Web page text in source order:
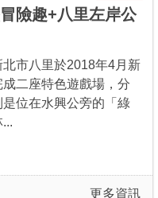
險趣+八里左岸公
北市八里於2018年4月新
成二座特色遊戲場，分
是位在水興公旁的「綠
...
更多資訊